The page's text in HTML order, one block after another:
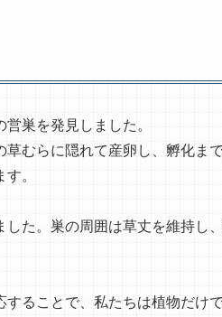
巣を発見しました。
むらに隠れて産卵し、孵化
。
た。巣の周囲は草丈を維持し
ることで、私たちは植物だ